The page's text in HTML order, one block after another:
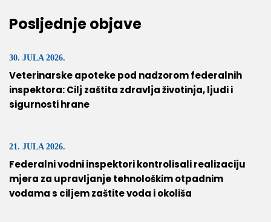
Posljednje objave
30. JULA 2026.
Veterinarske apoteke pod nadzorom federalnih
inspektora: Cilj zaštita zdravlja životinja, ljudi i
sigurnosti hrane
21. JULA 2026.
Federalni vodni inspektori kontrolisali realizaciju
mjera za upravljanje tehnološkim otpadnim
vodama s ciljem zaštite voda i okoliša